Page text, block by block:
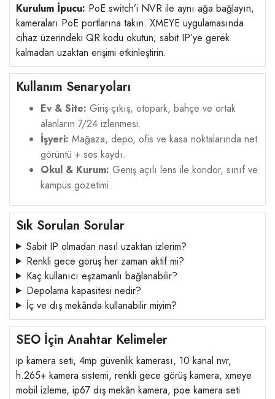
Kurulum İpucu: PoE switch’i NVR ile aynı ağa bağlayın,
kameraları PoE portlarına takın. XMEYE uygulamasında
cihaz üzerindeki QR kodu okutun; sabit IP’ye gerek
kalmadan uzaktan erişimi etkinleştirin.
Kullanım Senaryoları
Ev & Site: Giriş-çıkış, otopark, bahçe ve ortak
alanların 7/24 izlenmesi.
İşyeri: Mağaza, depo, ofis ve kasa noktalarında net
görüntü + ses kaydı.
Okul & Kurum: Geniş açılı lens ile koridor, sınıf ve
kampüs gözetimi.
Sık Sorulan Sorular
Sabit IP olmadan nasıl uzaktan izlerim?
Renkli gece görüş her zaman aktif mi?
Kaç kullanıcı eşzamanlı bağlanabilir?
Depolama kapasitesi nedir?
İç ve dış mekânda kullanabilir miyim?
SEO İçin Anahtar Kelimeler
ip kamera seti, 4mp güvenlik kamerası, 10 kanal nvr,
h.265+ kamera sistemi, renkli gece görüş kamera, xmeye
mobil izleme, ip67 dış mekân kamera, poe kamera seti